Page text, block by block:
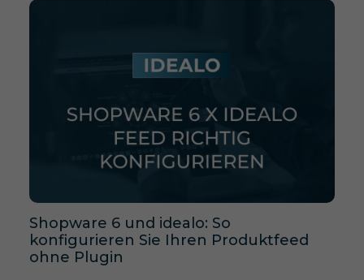
Shopware 6 und idealo: So
konfigurieren Sie Ihren Produktfeed
ohne Plugin